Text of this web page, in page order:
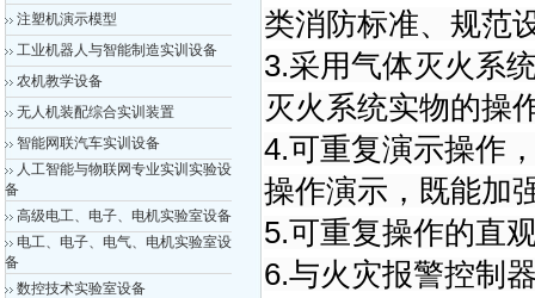
注塑机演示模型
工业机器人与智能制造实训设备
农机教学设备
无人机装配综合实训装置
智能网联汽车实训设备
人工智能与物联网专业实训实验设
备
高级电工、电子、电机实验室设备
电工、电子、电气、电机实验室设
备
数控技术实验室设备
类消防标准、规范
3.采用气体灭火系
灭火系统实物的操
4.可重复演示操作
操作演示，既能加
5.可重复操作的直
6.与火灾报警控制